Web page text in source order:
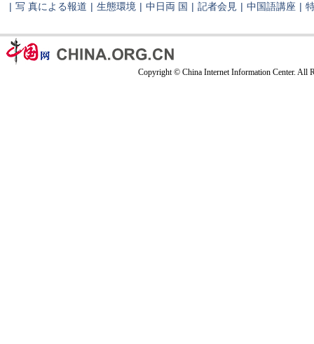
| 写 真による報道 | 生態環境 | 中日両 国 | 記者会見 | 中国語講座 |